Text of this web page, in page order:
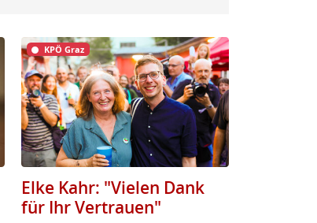
KPÖ Graz
Elke Kahr: "Vielen Dank
für Ihr Vertrauen"